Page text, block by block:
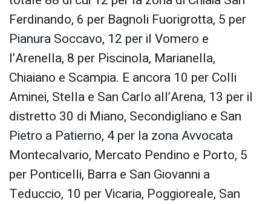
Ferdinando, 6 per Bagnoli Fuorigrotta, 5 per
Pianura Soccavo, 12 per il Vomero e
l’Arenella, 8 per Piscinola, Marianella,
Chiaiano e Scampia. E ancora 10 per Colli
Aminei, Stella e San Carlo all’Arena, 13 per il
distretto 30 di Miano, Secondigliano e San
Pietro a Patierno, 4 per la zona Avvocata
Montecalvario, Mercato Pendino e Porto, 5
per Ponticelli, Barra e San Giovanni a
Teduccio, 10 per Vicaria, Poggioreale, San